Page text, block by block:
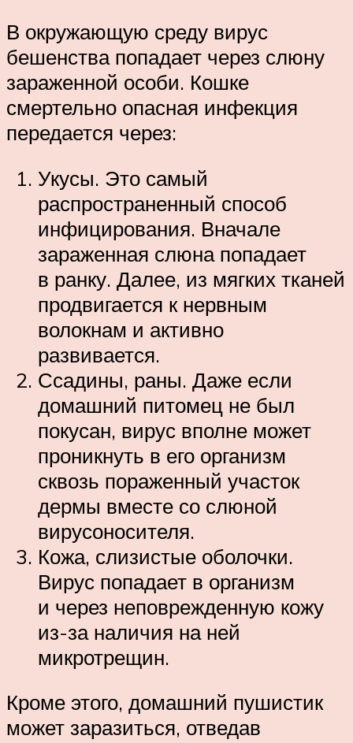
В окружающую среду вирус
бешенства попадает через слюну
зараженной особи. Кошке
смертельно опасная инфекция
передается через:
Укусы. Это самый
распространенный способ
инфицирования. Вначале
зараженная слюна попадает
в ранку. Далее, из мягких тканей
продвигается к нервным
волокнам и активно
развивается.
Ссадины, раны. Даже если
домашний питомец не был
покусан, вирус вполне может
проникнуть в его организм
сквозь пораженный участок
дермы вместе со слюной
вирусоносителя.
Кожа, слизистые оболочки.
Вирус попадает в организм
и через неповрежденную кожу
из-за наличия на ней
микротрещин.
Кроме этого, домашний пушистик
может заразиться, отведав